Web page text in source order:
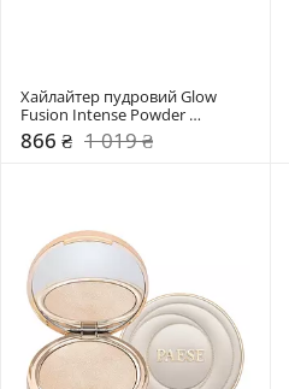
Хайлайтер пудровий Glow
Fusion Intense Powder
Highlighter Kiko Milano
866 ₴ 1 019 ₴